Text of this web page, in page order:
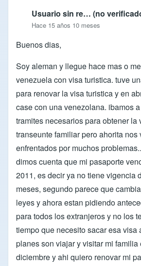
Usuario sin re… (no
Hace 15 años 10 meses
Buenos dias,
Soy aleman y llegue hace mas o
venezuela con visa turistica. tuve
para renovar la visa turistica y en
case con una venezolana. ibamos
tramites necesarios para obtener la
transeunte familiar pero ahorita nos
enfrentados por muchos
dimos cuenta que mi pasaporte
2011, es decir ya no tiene vigencia
meses, segundo parece que
leyes y ahora estan pidiendo
para todos los extranjeros y no los
tiempo que necesito sacar esa visa
planes son viajar y visitar mi familia
diciembre y ahi quiero renovar mi